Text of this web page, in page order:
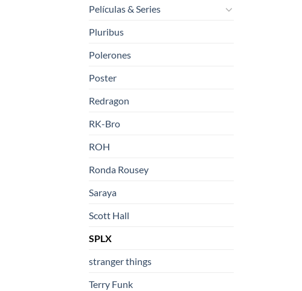
Películas & Series
Pluribus
Polerones
Poster
Redragon
RK-Bro
ROH
Ronda Rousey
Saraya
Scott Hall
SPLX
stranger things
Terry Funk